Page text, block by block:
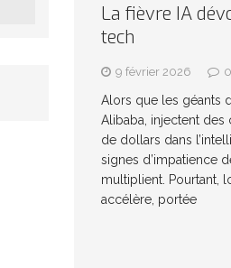
La fièvre IA
tech
9 février 2026 0
Alors que les géants
Alibaba, injectent des
de dollars dans
signes d’impatience
multiplient. Pourtant,
accélère, portée